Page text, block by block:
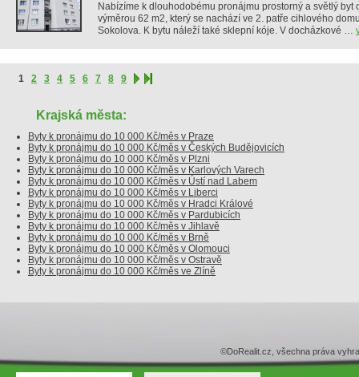
Nabízíme k dlouhodobému pronájmu prostorný a světlý byt
výměrou 62 m2, který se nachází ve 2. patře cihlového
Sokolova. K bytu náleží také sklepní kóje. V docházkové …
1 2 3 4 5 6 7 8 9
Krajská města:
Byty k pronájmu do 10 000 Kč/měs v Praze
Byty k pronájmu do 10 000 Kč/měs v Českých Budějovicích
Byty k pronájmu do 10 000 Kč/měs v Plzni
Byty k pronájmu do 10 000 Kč/měs v Karlových Varech
Byty k pronájmu do 10 000 Kč/měs v Ústí nad Labem
Byty k pronájmu do 10 000 Kč/měs v Liberci
Byty k pronájmu do 10 000 Kč/měs v Hradci Králové
Byty k pronájmu do 10 000 Kč/měs v Pardubicích
Byty k pronájmu do 10 000 Kč/měs v Jihlavě
Byty k pronájmu do 10 000 Kč/měs v Brně
Byty k pronájmu do 10 000 Kč/měs v Olomouci
Byty k pronájmu do 10 000 Kč/měs v Ostravě
Byty k pronájmu do 10 000 Kč/měs ve Zlíně
©DoRealit.cz, všechna práva